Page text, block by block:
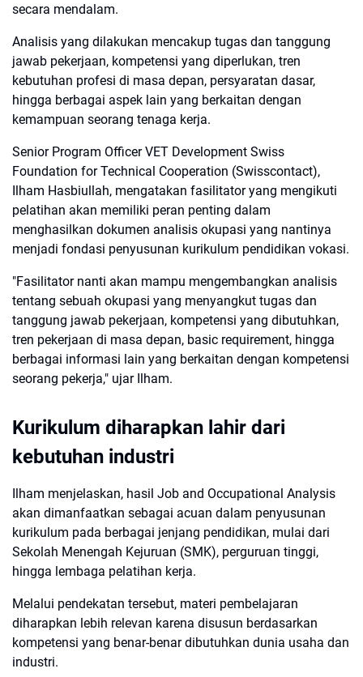
secara mendalam.
Analisis yang dilakukan mencakup tugas dan tanggung
jawab pekerjaan, kompetensi yang diperlukan, tren
kebutuhan profesi di masa depan, persyaratan dasar,
hingga berbagai aspek lain yang berkaitan dengan
kemampuan seorang tenaga kerja.
Senior Program Officer VET Development Swiss
Foundation for Technical Cooperation (Swisscontact),
Ilham Hasbiullah, mengatakan fasilitator yang mengikuti
pelatihan akan memiliki peran penting dalam
menghasilkan dokumen analisis okupasi yang nantinya
menjadi fondasi penyusunan kurikulum pendidikan vokasi.
"Fasilitator nanti akan mampu mengembangkan analisis
tentang sebuah okupasi yang menyangkut tugas dan
tanggung jawab pekerjaan, kompetensi yang dibutuhkan,
tren pekerjaan di masa depan, basic requirement, hingga
berbagai informasi lain yang berkaitan dengan kompetensi
seorang pekerja," ujar Ilham.
Kurikulum diharapkan lahir dari
kebutuhan industri
Ilham menjelaskan, hasil Job and Occupational Analysis
akan dimanfaatkan sebagai acuan dalam penyusunan
kurikulum pada berbagai jenjang pendidikan, mulai dari
Sekolah Menengah Kejuruan (SMK), perguruan tinggi,
hingga lembaga pelatihan kerja.
Melalui pendekatan tersebut, materi pembelajaran
diharapkan lebih relevan karena disusun berdasarkan
kompetensi yang benar-benar dibutuhkan dunia usaha dan
industri.